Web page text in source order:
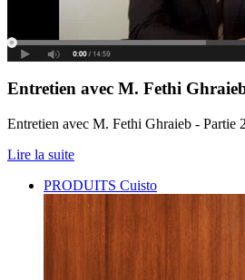
Entretien avec M. Fethi
Entretien avec M. Fethi Ghraieb - Partie 2
Lire la suite
PRODUITS Cuisto